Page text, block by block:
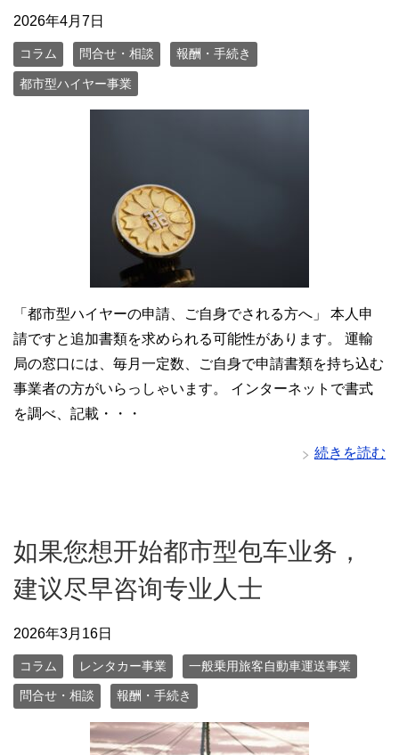
2026年4月7日
コラム 問合せ・相談 報酬・手続き
都市型ハイヤー事業
「都市型ハイヤーの申請、ご自身でされる方へ」 本人申
請ですと追加書類を求められる可能性があります。 運輸
局の窓口には、毎月一定数、ご自身で申請書類を持ち込む
事業者の方がいらっしゃいます。 インターネットで書式
を調べ、記載・・・
続きを読む
如果您想开始都市型包车业务，
建议尽早咨询专业人士
2026年3月16日
コラム レンタカー事業 一般乗用旅客自動車運送事業
問合せ・相談 報酬・手続き